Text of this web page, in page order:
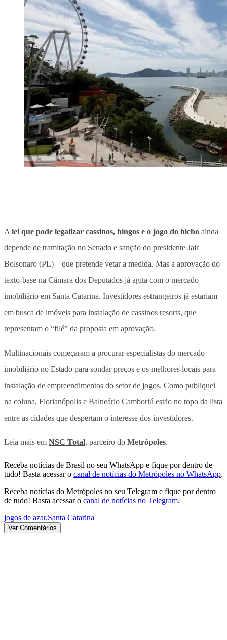
A lei que pode legalizar cassinos, bingos e o jogo do bicho ainda
depende de tramitação no Senado e sanção do presidente Jair
Bolsonaro (PL) – que pretende vetar a medida. Mas a aprovação do
texto-base na Câmara dos Deputados já agita com o mercado
imobiliário em Santa Catarina. Investidores estrangeiros já estariam
em busca de imóveis para instalação de cassinos resorts, que
representam o “filé” da proposta em aprovação.
Multinacionais começaram a procurar especialistas do mercado
imobiliário no Estado para sondar preços e os melhores locais para
instalação de empreendimentos do setor de jogos. Como publiquei
na coluna, Florianópolis e Balneário Camboriú estão no topo da lista
entre as cidades que despertam o interesse dos investidores.
Leia mais em NSC Total, parceiro do Metrópoles.
Receba notícias de Brasil no seu WhatsApp e fique por dentro de
tudo! Basta acessar o canal de notícias do Metrópoles no WhatsApp.
Receba notícias do Metrópoles no seu Telegram e fique por dentro
de tudo! Basta acessar o canal de notícias no Telegram.
jogos de azar,Santa Catarina
Ver Comentários